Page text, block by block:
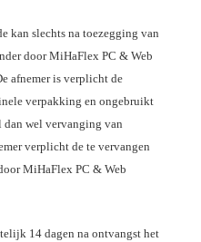
kan slechts na toezegging van
door MiHaFlex PC & Web
afnemer is verplicht de
verpakking en ongebruikt
dan wel vervanging van
verplicht de te vervangen
MiHaFlex PC & Web
14 dagen na ontvangst het